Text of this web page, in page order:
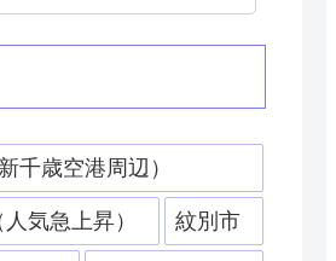
千歳空港周辺）
気急上昇） 紋別市